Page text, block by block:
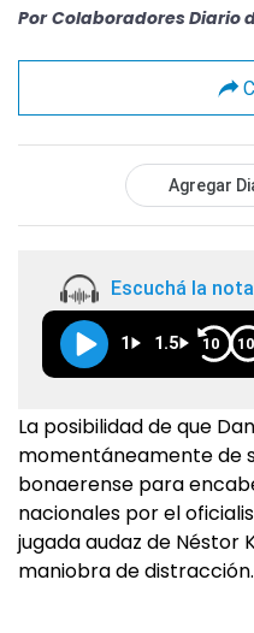
Por Colaboradores Diario
Agregar
Escuchá la
1 1.5 10 10
La posibilidad de que
momentáneamente de
bonaerense para
nacionales por el
jugada audaz de Néstor
maniobra de distracción.